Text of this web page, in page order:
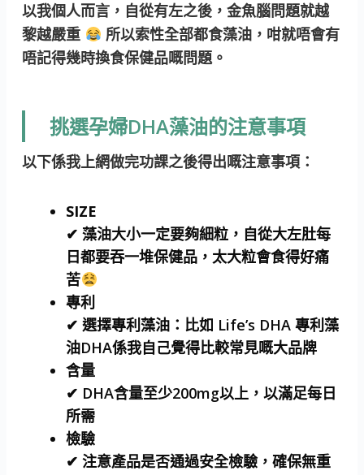
以我個人而言，自從有左之後，金魚腦問題就越
黎越嚴重
所以索性全部都食藻油，咁就唔會有
唔記得幾時換食保健品嘅問題。
挑選孕婦DHA藻油的注意事項
以下係我上網做完功課之後得出嘅注意事項：
SIZE
✔ 藻油大小一定要夠細粒，自從大左肚每
日都要吞一堆保健品，太大粒會食得好痛
苦
專利
✔ 選擇專利藻油：比如 Life’s DHA 專利藻
油DHA係我自己覺得比較常見嘅大品牌
含量
✔ DHA含量至少200mg以上，以滿足每日
所需
檢驗
✔ 注意產品是否通過安全檢驗，確保無重